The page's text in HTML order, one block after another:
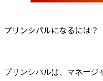
プリンシパルになるには？
プリンシパルは、マネージ